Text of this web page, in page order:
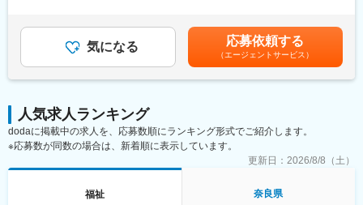
ペシャリストとして活躍する、幹部候補人材となることが期待さ
れます。入社後1年間は、同社の介護施設において、お客様の日常
生活中のサポート全般を担当いただきます。※雇用形態：無期正社
員
学校に通います。年に４回程度、本社の社員と面談をする中でご
自身の2年目以降のキャリアアプランを立て、ご希望も踏まえなが
ら、2年目以降の職種（施設 or 本社）が決定します。本社勤務に
なりますと、経理、総務、人事など事務系の仕事が中心になりま
す。また、一度本社帰任した後でも、希望すれば現場復帰も可能
■就業環境：残業はほぼなし、休みもしっかり取得できるため非常
小規模多機能型居宅介護での勤務のみ、別途で送迎手当：10,000/
月を支給賃金はあくまでも目安の金額であり、選考を通じて上下
する可能性があります。月給(月額)は固定手当を含めた表記です。
気になる 応募依頼する
（エージェントサービス）
人気求人ランキング
dodaに掲載中の求人を、応募数順にランキング形式でご紹介します。
※応募数が同数の場合は、新着順に表示しています。
更新日： 2026/8/8（土）
福祉 奈良県